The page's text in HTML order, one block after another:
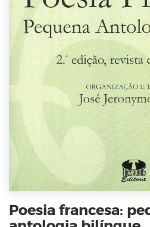
Poesia francesa: